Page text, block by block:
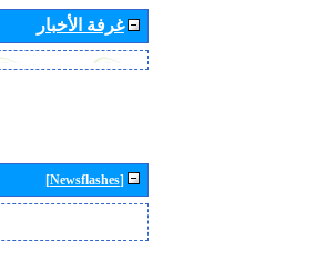
غرفة الأخبار
[Newsflashes]